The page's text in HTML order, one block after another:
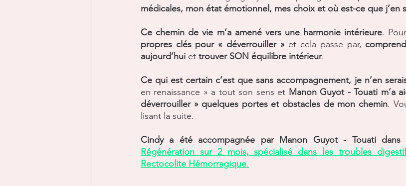
médicales, mon état émotionnel, mes choix et où est-ce que j’en
Ce chemin de vie m’a amené vers une harmonie intérieure.
propres clés pour « déverrouiller » et cela passe par,
aujourd’hui et trouver SON équilibre intérieur.
Ce qui est certain c’est que sans accompagnement, je n’en
en renaissance » a tout son sens et Manon Guyot - Touati m’a
déverrouiller » quelques portes et obstacles de mon chemin.
lisant la suite.
Cindy a été accompagnée par Manon Guyot - Touati
Régénération sur 2 mois, spécialisé dans les troubles
Rectocolite Hémorragique.